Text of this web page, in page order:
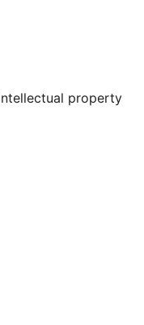
Tumblr
property